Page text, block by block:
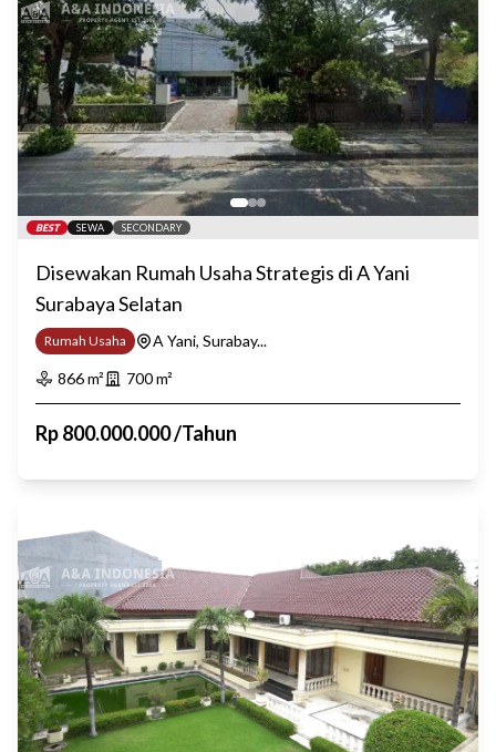
BEST SEWA SECONDARY
Disewakan Rumah Usaha Strategis di A Yani
Surabaya Selatan
Rumah Usaha
A Yani, Surabay...
866m² 700m²
Rp800.000.000/Tahun